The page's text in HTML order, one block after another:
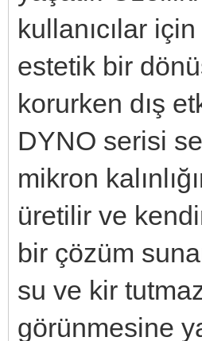
kullanıcılar
estetik bir
korurken dış
DYNO serisi
mikron
üretilir ve
bir çözüm
su ve kir
görünmesine